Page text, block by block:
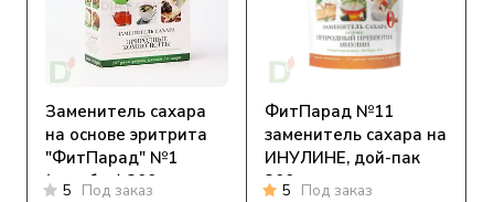
Заменитель сахара
на основе эритрита
"ФитПарад" №1
(коробка) 200гр
5 Под заказ
ФитПарад №11
заменитель сахара на
ИНУЛИНЕ, дой-пак
200 гр.
5 Под заказ